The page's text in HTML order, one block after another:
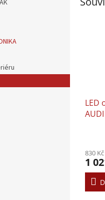
LED
830
1